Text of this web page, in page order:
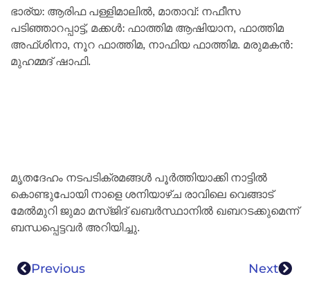
ഭാര്യ: ആരിഫ പള്ളിമാലിൽ, മാതാവ്: നഫീസ
പടിഞ്ഞാറപ്പാട്ട്, മക്കൾ: ഫാത്തിമ ആഷിയാന, ഫാത്തിമ
അഫ്ശിനാ, നൂറ ഫാത്തിമ, നാഫിയ ഫാത്തിമ. മരുമകൻ:
മുഹമ്മദ് ഷാഫി.
മൃതദേഹം നടപടിക്രമങ്ങൾ പൂർത്തിയാക്കി നാട്ടിൽ
കൊണ്ടുപോയി നാളെ ശനിയാഴ്‌ച രാവിലെ വെങ്ങാട്
മേൽമുറി ജുമാ മസ്‌ജിദ് ഖബർസ്ഥാനിൽ ഖബറടക്കുമെന്ന്
ബന്ധപ്പെട്ടവർ അറിയിച്ചു.
Previous Next